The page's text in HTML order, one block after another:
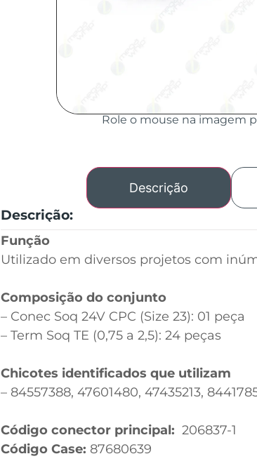
Role o mouse na imagem
Descrição
Descrição:
Função
Utilizado em diversos projetos com
Composição do conjunto
– Conec Soq 24V CPC (Size 23): 01 peça
– Term Soq TE (0,75 a 2,5): 24 peças
Chicotes identificados que utilizam
– 84557388, 47601480, 47435213,
Código conector principal: 206837-1
Código Case: 87680639